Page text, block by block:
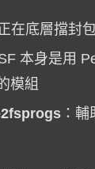
在底層擋封
本身是用
模組
：